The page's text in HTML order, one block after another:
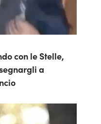
con le Stelle,
a